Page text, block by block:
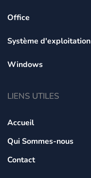
Office
Système d'exploitation
Windows
LIENS UTILES
Accueil
Qui Sommes-nous
Contact